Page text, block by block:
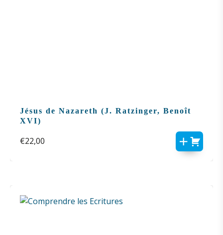
Jésus de Nazareth (J. Ratzinger, Benoît
XVI)
€22,00